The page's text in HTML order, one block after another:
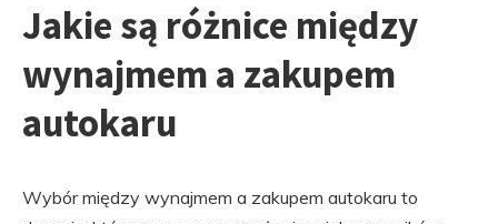
Jakie są różnice między
wynajmem a zakupem
autokaru
Wybór między wynajmem a zakupem autokaru to